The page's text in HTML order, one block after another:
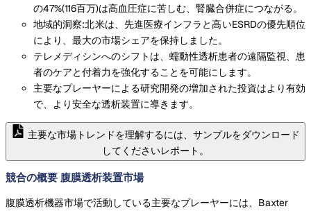
の47%(116百万)は高血圧症に苦しむ、腎臓合併症につながる。
地域的洞察:北米は、先進医療インフラと高いESRDの優先順位
により、最大の市場シェアを保持しました。
テレメディシンへのシフトは、蠕動性透析患者の遠隔監視、患
者のケアと付着力を強化することを可能にします。
主要なプレーヤーによる研究開発の増加された投資はより有効
で、より安全な透析装置に導きます。
主要な市場トレンドを理解するには、サンプルをダウンロード
してくださいレポート。
競合の概要 腹膜透析装置市場
腹膜透析機器市場で活動している主要なプレーヤーには、Baxter